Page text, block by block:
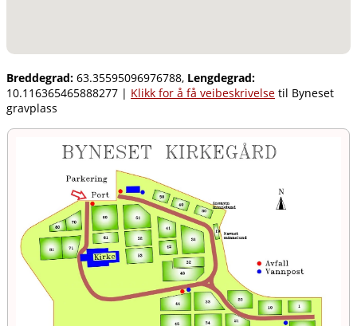
Breddegrad: 63.35595096976788, Lengdegrad:
10.116365465888277 | Klikk for å få veibeskrivelse til Byneset
gravplass